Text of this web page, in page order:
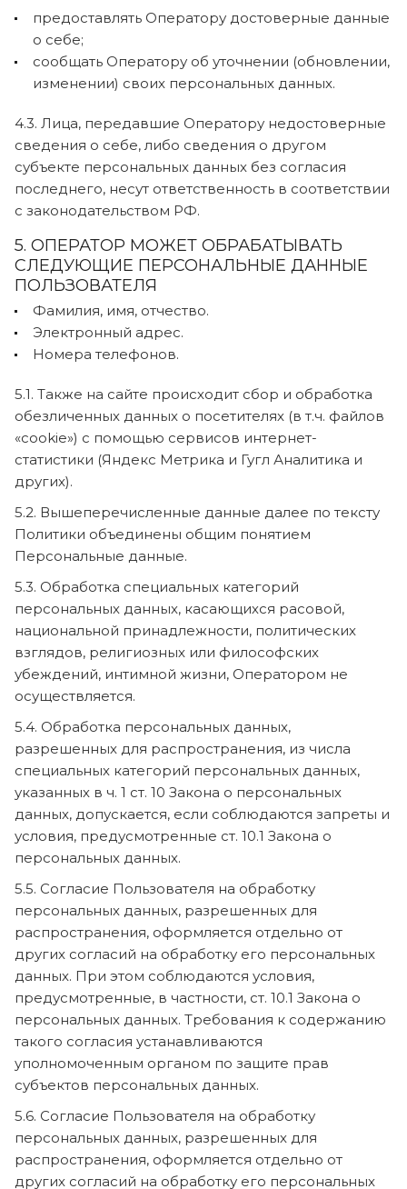
предоставлять Оператору достоверные данные
о себе;
сообщать Оператору об уточнении (обновлении,
изменении) своих персональных данных.
4.3. Лица, передавшие Оператору недостоверные
сведения о себе, либо сведения о другом
субъекте персональных данных без согласия
последнего, несут ответственность в соответствии
с законодательством РФ.
5. ОПЕРАТОР МОЖЕТ ОБРАБАТЫВАТЬ
СЛЕДУЮЩИЕ ПЕРСОНАЛЬНЫЕ ДАННЫЕ
ПОЛЬЗОВАТЕЛЯ
Фамилия, имя, отчество.
Электронный адрес.
Номера телефонов.
5.1. Также на сайте происходит сбор и обработка
обезличенных данных о посетителях (в т.ч. файлов
«cookie») с помощью сервисов интернет-
статистики (Яндекс Метрика и Гугл Аналитика и
других).
5.2. Вышеперечисленные данные далее по тексту
Политики объединены общим понятием
Персональные данные.
5.3. Обработка специальных категорий
персональных данных, касающихся расовой,
национальной принадлежности, политических
взглядов, религиозных или философских
убеждений, интимной жизни, Оператором не
осуществляется.
5.4. Обработка персональных данных,
разрешенных для распространения, из числа
специальных категорий персональных данных,
указанных в ч. 1 ст. 10 Закона о персональных
данных, допускается, если соблюдаются запреты и
условия, предусмотренные ст. 10.1 Закона о
персональных данных.
5.5. Согласие Пользователя на обработку
персональных данных, разрешенных для
распространения, оформляется отдельно от
других согласий на обработку его персональных
данных. При этом соблюдаются условия,
предусмотренные, в частности, ст. 10.1 Закона о
персональных данных. Требования к содержанию
такого согласия устанавливаются
уполномоченным органом по защите прав
субъектов персональных данных.
5.6. Согласие Пользователя на обработку
персональных данных, разрешенных для
распространения, оформляется отдельно от
других согласий на обработку его персональных